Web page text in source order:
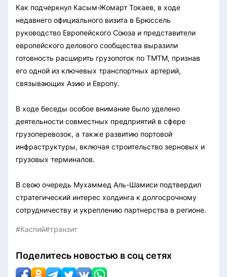
Как подчеркнул Касым-Жомарт Токаев, в ходе
недавнего официального визита в Брюссель
руководство Европейского Союза и представители
европейского делового сообщества выразили
готовность расширить грузопоток по ТМТМ, признав
его одной из ключевых транспортных артерий,
связывающих Азию и Европу.
В ходе беседы особое внимание было уделено
деятельности совместных предприятий в сфере
грузоперевозок, а также развитию портовой
инфраструктуры, включая строительство зерновых и
грузовых терминалов.
В свою очередь Мухаммед Аль-Шамиси подтвердил
стратегический интерес холдинга к долгосрочному
сотрудничеству и укреплению партнерства в регионе.
#Каспий#транзит
Поделитесь новостью в соц сетях